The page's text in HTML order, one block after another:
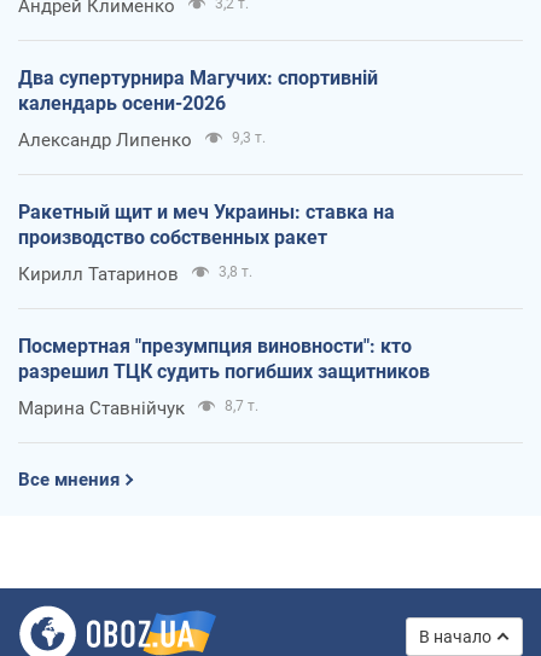
Андрей Клименко
Два супертурнира Магучих: спортивній
календарь осени-2026
Александр Липенко 9,3 т.
Ракетный щит и меч Украины: ставка на
производство собственных ракет
Кирилл Татаринов 3,8 т.
Посмертная "презумпция виновности": кто
разрешил ТЦК судить погибших защитников
Марина Ставнійчук 8,7 т.
Все мнения
В начало